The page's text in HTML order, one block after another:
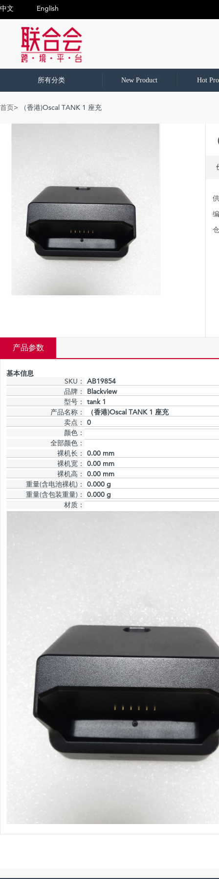
中文 English
所有分类 New Product Hot
首页> （香港)Oscal TANK 1 座充
产品参数
基本信息
SKU：
AB19854
品牌：
Blackview
型号：
tank 1
产品名称：
（香港)Oscal TANK 1 座充
卖点：
0
颜色：
全部颜色：
裸机长：
0.00 mm
裸机宽：
0.00 mm
裸机高：
0.00 mm
重量(含电池裸机)：
0.000 g
重量(含包装重量)：
0.000 g
材质：